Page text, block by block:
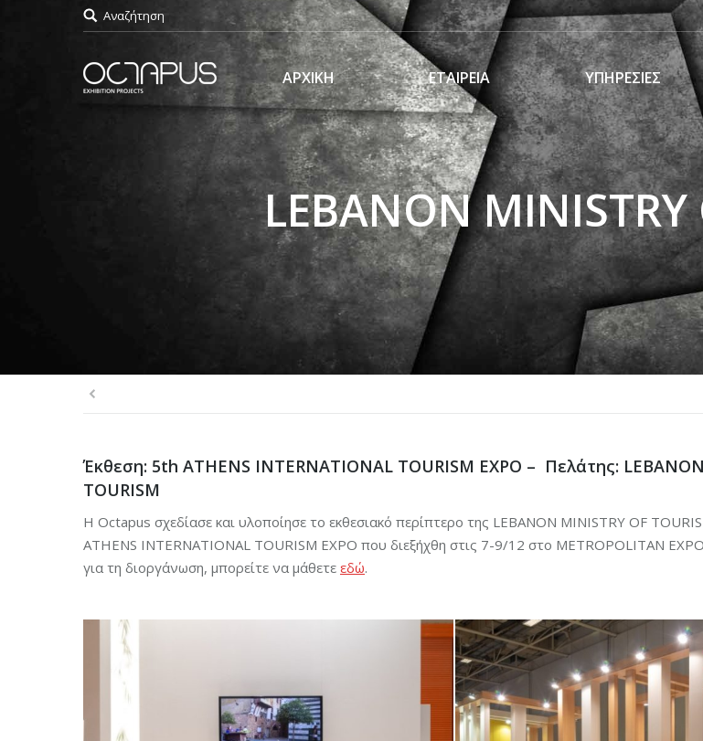
Αναζήτηση
ΑΡΧΙΚΗ ΕΤΑΙΡΕΙΑ ΥΠΗΡΕΣΙΕΣ
LEBANON MINISTRY
Έκθεση: 5th ATHENS INTERNATIONAL TOURISM EXPO – Πελάτης:
TOURISM
H Octapus σχεδίασε και υλοποίησε το εκθεσιακό περίπτερο της LEBANON MINISTRY OF
ATHENS INTERNATIONAL TOURISM EXPO που διεξήχθη στις 7-9/12 στο METROPOLITAN
για τη διοργάνωση, μπορείτε να μάθετε εδώ.